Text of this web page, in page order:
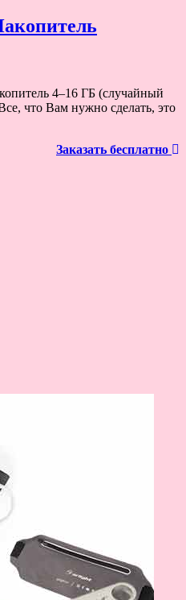
4–16 ГБ (случайный
что Вам нужно сделать, это
Заказать бесплатно